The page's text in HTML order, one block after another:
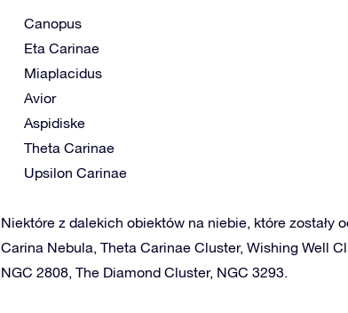
Canopus
Eta Carinae
Miaplacidus
Avior
Aspidiske
Theta Carinae
Upsilon Carinae
Niektóre z dalekich obiektów na niebie, które zostały
Carina Nebula, Theta Carinae Cluster, Wishing Well
NGC 2808, The Diamond Cluster, NGC 3293.